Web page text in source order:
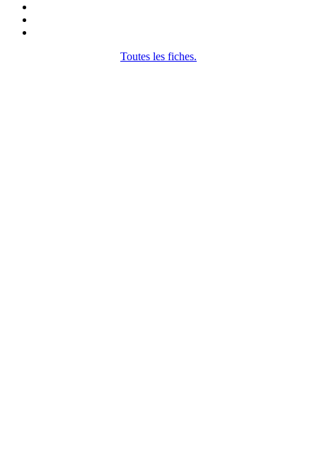
Toutes les fiches.